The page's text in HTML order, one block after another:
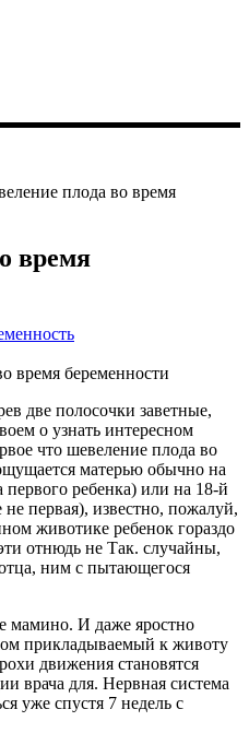
плода во время
время
две полосочки заветные,
о узнать интересном
что шевеление плода во
матерью обычно на
первого ребенка) или на 18-й
первая), известно, пожалуй,
животике ребенок гораздо
отнюдь не Так. случайны,
ним с пытающегося
мамино. И даже яростно
прикладываемый к животу
движения становятся
врача для. Нервная система
уже спустя 7 недель с